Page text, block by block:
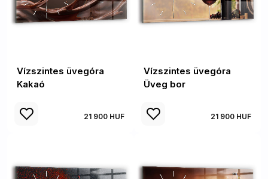
Vízszintes üvegóra
Kakaó
21 900 HUF
Vízszintes üvegóra
Üveg bor
21 900 HUF